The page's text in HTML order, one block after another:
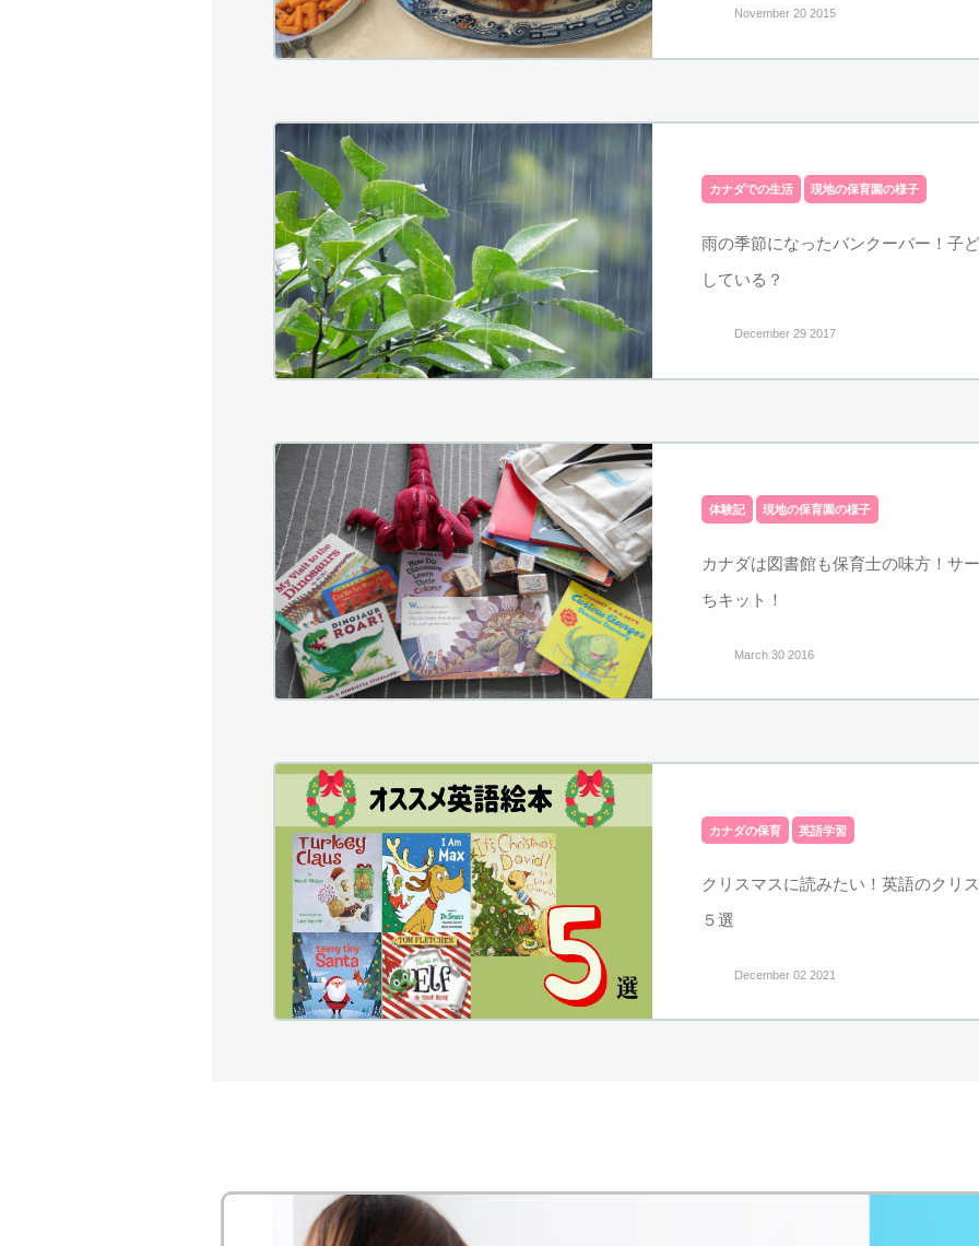
November 20 2015
カナダでの生活 現地の保育園の様子
雨の季節になったバンクーバー！子
している？
December 29 2017
体験記 現地の保育園の様子
カナダは図書館も保育士の味方！サ
ちキット！
March 30 2016
カナダの保育 英語学習
クリスマスに読みたい！英語のクリ
５選
December 02 2021